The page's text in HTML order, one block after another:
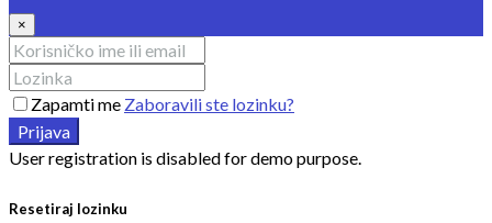
×
Zapamti me Zaboravili ste lozinku?
Prijava
User registration is disabled for demo purpose.
Resetiraj lozinku